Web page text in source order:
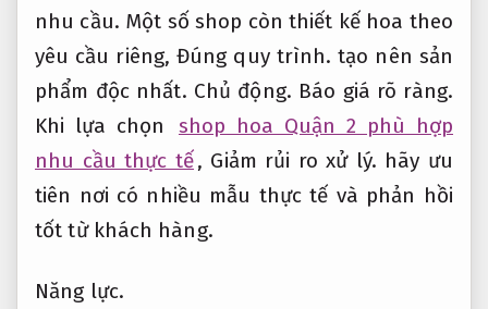
nhu cầu. Một số shop còn thiết kế hoa theo
yêu cầu riêng,Đúng quy trình. tạo nên sản
phẩm độc nhất. Chủ động. Báo giá rõ ràng.
Khi lựa chọn
shop hoa Quận 2 phù hợp
nhu cầu thực tế, Giảm rủi ro xử lý. hãy ưu
tiên nơi có nhiều mẫu thực tế và phản hồi
tốt từ khách hàng.
Năng lực.